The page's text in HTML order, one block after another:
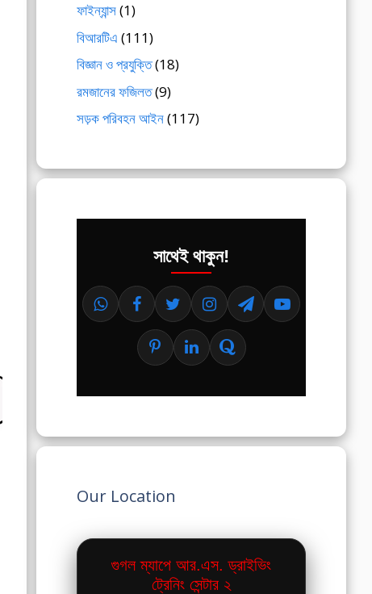
ফাইন্যান্স(1)
বিআরটিএ (111)
বিজ্ঞান ও প্রযুক্তি(18)
রমজানের ফজিলত(9)
সড়ক পরিবহন আইন(117)
সাথেই থাকুন!
Our Location
গুগল ম্যাপে আর.এস. ড্রাইভিং
ট্রেনিং সেন্টার ২